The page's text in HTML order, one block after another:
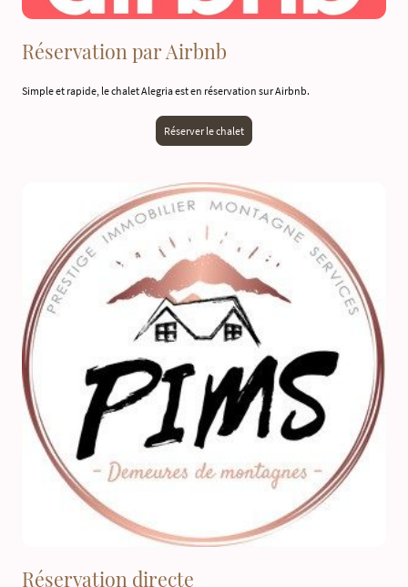
Réservation par Airbnb
Simple et rapide, le chalet Alegria est en réservation sur Airbnb.
Réserver le chalet
Réservation directe